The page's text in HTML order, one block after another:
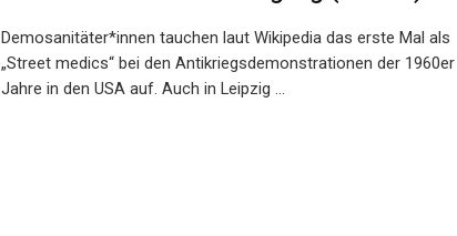
Demosanitäter*innen tauchen laut Wikipedia das erste Mal als
„Street medics“ bei den Antikriegsdemonstrationen der 1960er
Jahre in den USA auf. Auch in Leipzig ...